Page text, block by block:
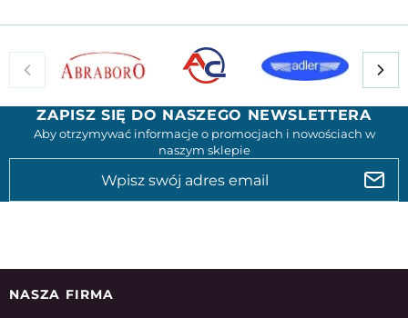
ZAPISZ SIĘ DO NASZEGO NEWSLETTERA
Aby otrzymywać informacje o promocjach i nowościach w
naszym sklepie
NASZA FIRMA